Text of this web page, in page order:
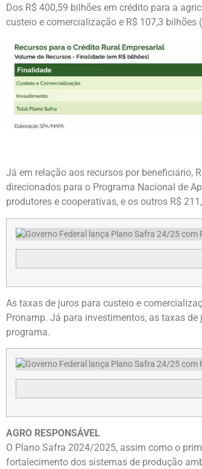
Dos R$ 400,59 bilhões em crédito para a
custeio e comercialização e R$ 107,3 bilhões
Já em relação aos recursos por beneficiário,
direcionados para o Programa Nacional de
produtores e cooperativas, e os outros R$
As taxas de juros para custeio e
Pronamp. Já para investimentos, as taxas
programa.
AGRO RESPONSÁVEL
O Plano Safra 2024/2025, assim como o
fortalecimento dos sistemas de produção